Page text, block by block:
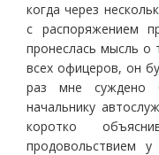
когда через
с распоряжением
пронеслась мысль о
всех офицеров, он
раз мне суждено
начальнику
коротко
продовольствием